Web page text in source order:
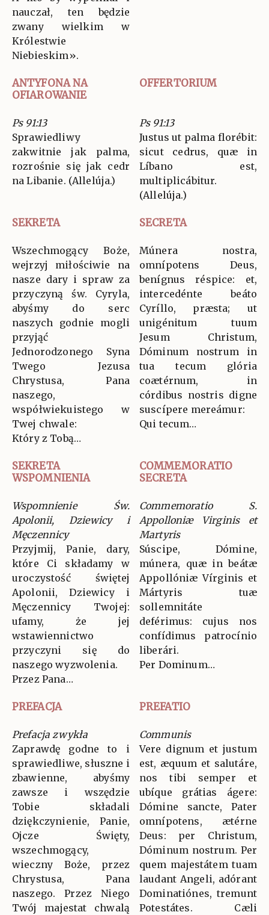
nauczał, ten będzie
zwany wielkim w
Królestwie
Niebieskim».
ANTYFONA NA
OFIAROWANIE
OFFERTORIUM
Ps 91:13
Sprawiedliwy
zakwitnie jak palma,
rozrośnie się jak cedr
na Libanie. (Allelúja.)
Ps 91:13
Justus ut palma florébit:
sicut cedrus, quæ in
Líbano est,
multiplicábitur.
(Allelúja.)
SEKRETA SECRETA
Wszechmogący Boże,
wejrzyj miłościwie na
nasze dary i spraw za
przyczyną św. Cyryla,
abyśmy do serc
naszych godnie mogli
przyjąć
Jednorodzonego Syna
Twego Jezusa
Chrystusa, Pana
naszego,
współwiekuistego w
Twej chwale:
Który z Tobą…
Múnera nostra,
omnípotens Deus,
benígnus réspice: et,
intercedénte beáto
Cyríllo, præsta; ut
unigénitum tuum
Jesum Christum,
Dóminum nostrum in
tua tecum glória
coætérnum, in
córdibus nostris digne
suscípere mereámur:
Qui tecum…
SEKRETA
WSPOMNIENIA
COMMEMORATIO
SECRETA
Wspomnienie Św.
Apolonii, Dziewicy i
Męczennicy
Przyjmij, Panie, dary,
które Ci składamy w
uroczystość świętej
Apolonii, Dziewicy i
Męczennicy Twojej:
ufamy, że jej
wstawiennictwo
przyczyni się do
naszego wyzwolenia.
Przez Pana…
Commemoratio S.
Appolloniæ Virginis et
Martyris
Súscipe, Dómine,
múnera, quæ in beátæ
Appollóniæ Vírginis et
Mártyris tuæ
sollemnitáte
deférimus: cujus nos
confídimus patrocínio
liberári.
Per Dominum…
PREFACJA PREFATIO
Prefacja zwykła
Zaprawdę godne to i
sprawiedliwe, słuszne i
zbawienne, abyśmy
zawsze i wszędzie
Tobie składali
dziękczynienie, Panie,
Ojcze Święty,
wszechmogący,
wieczny Boże, przez
Chrystusa, Pana
naszego. Przez Niego
Twój majestat chwalą
Communis
Vere dignum et justum
est, æquum et salutáre,
nos tibi semper et
ubíque grátias ágere:
Dómine sancte, Pater
omnípotens, ætérne
Deus: per Christum,
Dóminum nostrum. Per
quem majestátem tuam
laudant Angeli, adórant
Dominatiónes, tremunt
Potestátes. Cæli